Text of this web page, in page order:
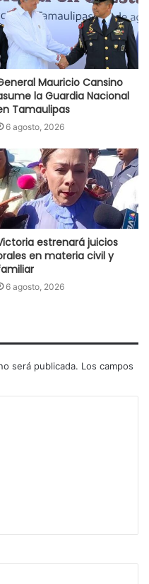
Mauricio Cansino
la Guardia Nacional
Tamaulipas
6 agosto, 2026
estrenará juicios
en materia civil y
6 agosto, 2026
será publicada. Los campos